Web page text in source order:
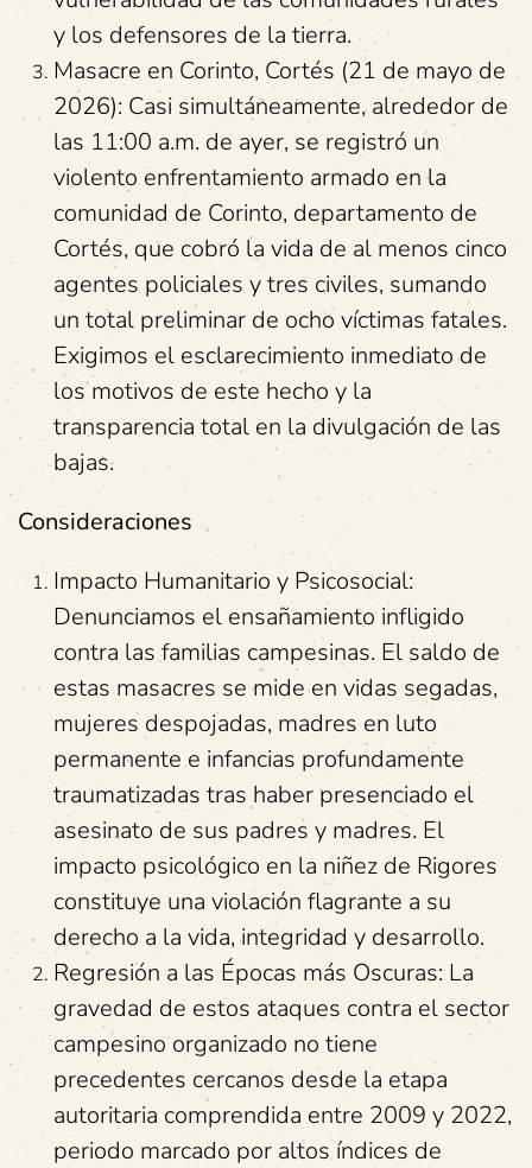
y los defensores de la tierra.
Masacre en Corinto, Cortés (21 de mayo de
2026): Casi simultáneamente, alrededor de
las 11:00 a.m. de ayer, se registró un
violento enfrentamiento armado en la
comunidad de Corinto, departamento de
Cortés, que cobró la vida de al menos cinco
agentes policiales y tres civiles, sumando
un total preliminar de ocho víctimas fatales.
Exigimos el esclarecimiento inmediato de
los motivos de este hecho y la
transparencia total en la divulgación de las
bajas.
Consideraciones
Impacto Humanitario y Psicosocial:
Denunciamos el ensañamiento infligido
contra las familias campesinas. El saldo de
estas masacres se mide en vidas segadas,
mujeres despojadas, madres en luto
permanente e infancias profundamente
traumatizadas tras haber presenciado el
asesinato de sus padres y madres. El
impacto psicológico en la niñez de Rigores
constituye una violación flagrante a su
derecho a la vida, integridad y desarrollo.
Regresión a las Épocas más Oscuras: La
gravedad de estos ataques contra el sector
campesino organizado no tiene
precedentes cercanos desde la etapa
autoritaria comprendida entre 2009 y 2022,
periodo marcado por altos índices de